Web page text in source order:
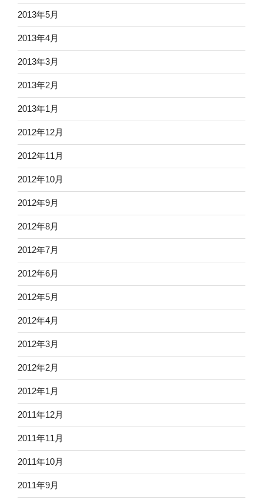
2013年5月
2013年4月
2013年3月
2013年2月
2013年1月
2012年12月
2012年11月
2012年10月
2012年9月
2012年8月
2012年7月
2012年6月
2012年5月
2012年4月
2012年3月
2012年2月
2012年1月
2011年12月
2011年11月
2011年10月
2011年9月